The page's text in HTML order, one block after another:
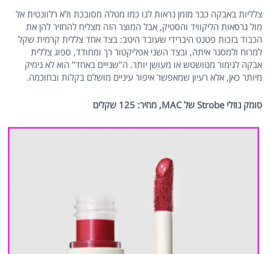
צלליות באבקה כבר מזמן נראות לנו כמו מטלה מסובכת ולא רלוונטית אל
מול גרסאות הליקוויד והסטיק, אבל המוצר הזה מצליח להחזיר להן את
הכבוד בזכות פטנט היברידי שעובד היטב: בצד אחד צללית קרמית שקל
למרוח ולמסגר איתה, ובצד השני אפליקטור רך ומחודד, ספוג צללית
אבקה לגימור מטושטש או מעושן יותר. ה"שנייים באחד" הוא לא גימיק
מיותר כאן, אלא רעיון שמאפשר איפור עיניים מושלם בקלות ובחוכמה.
סומק נוזלי Strobe של MAC, מחיר: 125 שקלים